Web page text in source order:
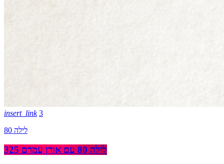
insert_link 3
לילה 80
לילה 80 עם אורן עמרם 325